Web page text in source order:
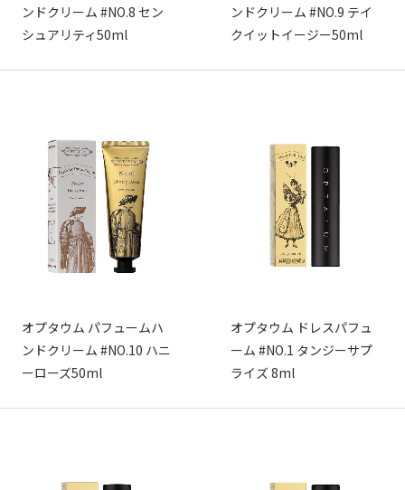
ンドクリーム #NO.8 セン
シュアリティ50ml
ンドクリーム #NO.9 テイ
クイットイージー50ml
オプタウム パフュームハ
ンドクリーム #NO.10 ハニ
ーローズ50ml
オプタウム ドレスパフュ
ーム #NO.1 タンジーサプ
ライズ 8ml